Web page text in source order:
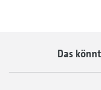
Das